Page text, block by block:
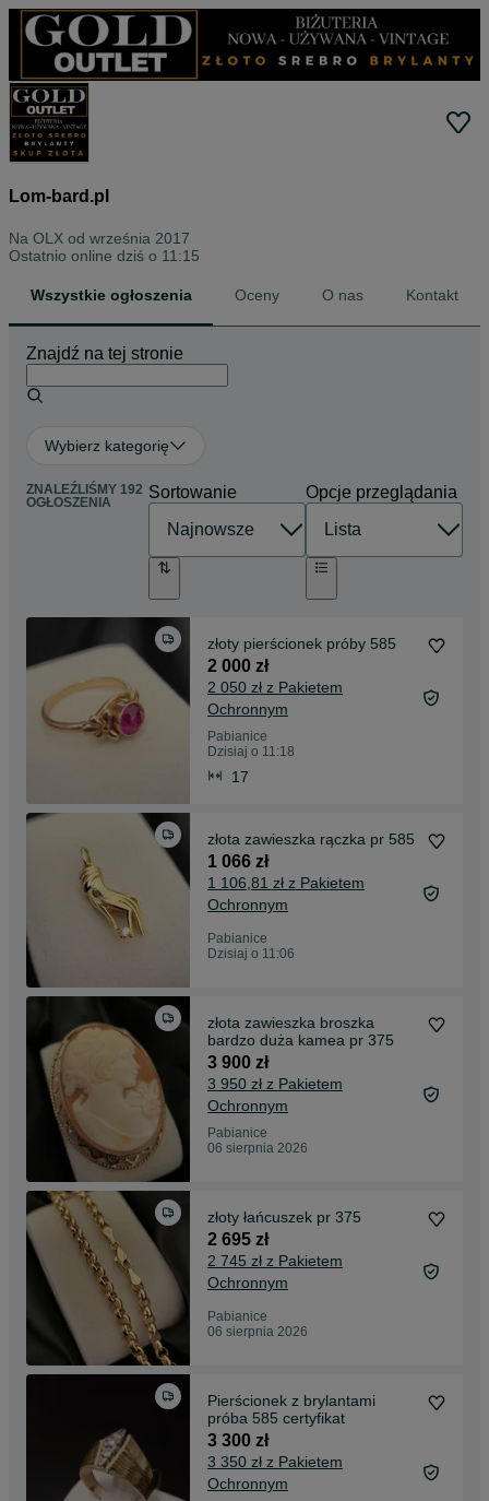
Lom-bard.pl
Na OLX od września 2017
Ostatnio online dziś o 11:15
Wszystkie ogłoszenia Oceny O nas Kontakt
Znajdź na tej stronie
Wybierz kategorię
ZNALEŹLIŚMY 192
OGŁOSZENIA
Sortowanie Opcje przeglądania
złoty pierścionek próby 585
2 000 zł
2 050 zł z Pakietem
Ochronnym
Pabianice
Dzisiaj o 11:18
17
złota zawieszka rączka pr 585
1 066 zł
1 106,81 zł z Pakietem
Ochronnym
Pabianice
Dzisiaj o 11:06
złota zawieszka broszka
bardzo duża kamea pr 375
3 900 zł
3 950 zł z Pakietem
Ochronnym
Pabianice
06 sierpnia 2026
złoty łańcuszek pr 375
2 695 zł
2 745 zł z Pakietem
Ochronnym
Pabianice
06 sierpnia 2026
Pierścionek z brylantami
próba 585 certyfikat
3 300 zł
3 350 zł z Pakietem
Ochronnym